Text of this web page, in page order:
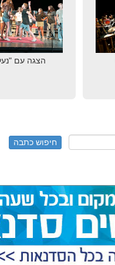
הצגה עם